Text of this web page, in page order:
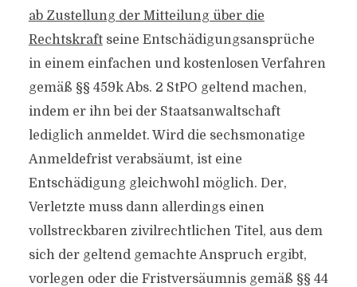
ab Zustellung der Mitteilung über die
Rechtskraftseine Entschädigungsansprüche
in einem einfachen und kostenlosen Verfahren
gemäß §§ 459k Abs. 2 StPO geltend machen,
indem er ihn bei der Staatsanwaltschaft
lediglich anmeldet. Wird die sechsmonatige
Anmeldefrist verabsäumt, ist eine
Entschädigung gleichwohl möglich. Der,
Verletzte muss dann allerdings einen
vollstreckbaren zivilrechtlichen Titel, aus dem
sich der geltend gemachte Anspruch ergibt,
vorlegen oder die Fristversäumnis gemäß §§ 44